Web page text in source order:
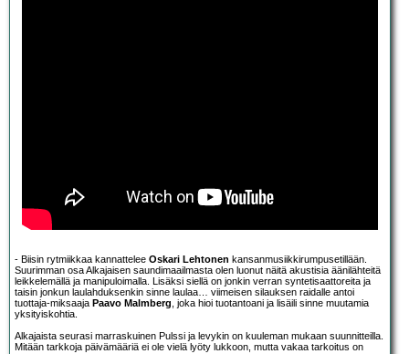
- Biisin rytmiikkaa kannattelee Oskari Lehtonen kansanmusiikkirumpusetillään.
Suurimman osa Alkajaisen saundimaailmasta olen luonut näitä akustisia äänilähteitä
leikkelemällä ja manipuloimalla. Lisäksi siellä on jonkin verran syntetisaattoreita ja
taisin jonkun laulahduksenkin sinne laulaa… viimeisen silauksen raidalle antoi
tuottaja-miksaaja Paavo Malmberg, joka hioi tuotantoani ja lisäili sinne muutamia
yksityiskohtia.
Alkajaista seurasi marraskuinen Pulssi ja levykin on kuuleman mukaan suunnitteilla.
Mitään tarkkoja päivämääriä ei ole vielä lyöty lukkoon, mutta vakaa tarkoitus on